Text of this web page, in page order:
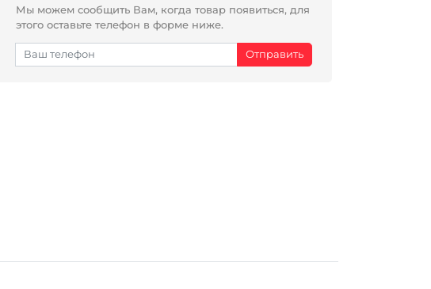
Мы можем сообщить Вам, когда товар появиться, для
этого оставьте телефон в форме ниже.